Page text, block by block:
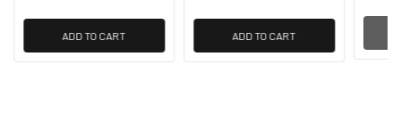
ADD TO CART ADD TO CART